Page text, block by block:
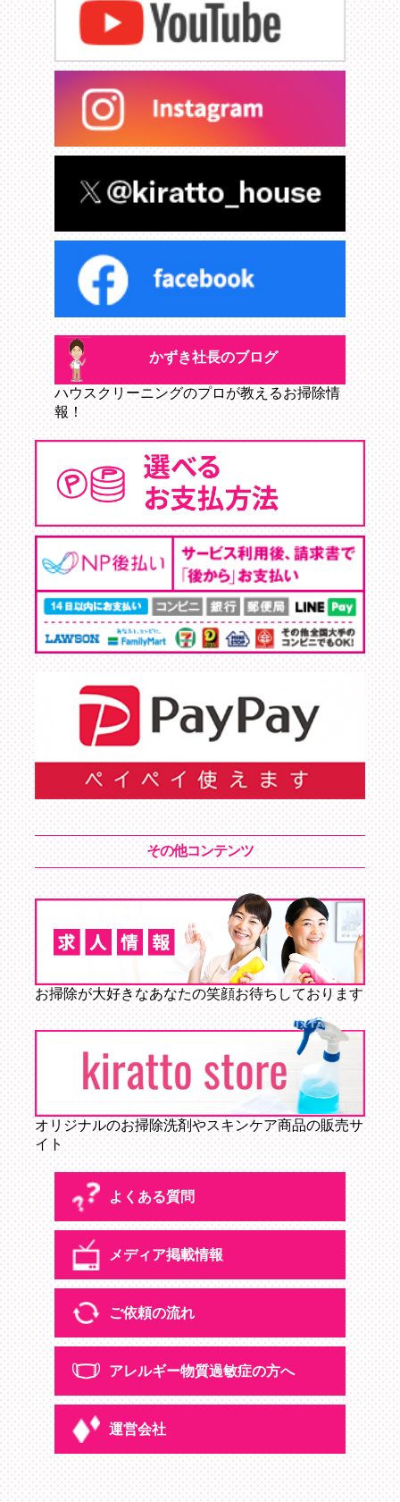
かずき社長のブログ
かずき社長のブログ
ハウスクリーニングのプロが教えるお掃除情
報！
その他コンテンツ
お掃除が大好きなあなたの笑顔お待ちしております
オリジナルのお掃除洗剤やスキンケア商品の販売サ
イト
よくある質問
よくある質問
メディア掲載情報
メディア掲載情報
ご依頼の流れ
ご依頼の流れ
アレルギー物質過敏症の方へ
アレルギー物質過敏症の方へ
運営会社